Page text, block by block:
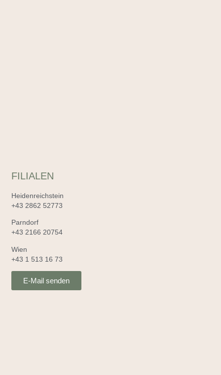
FILIALEN
Heidenreichstein
+43 2862 52773
Parndorf
+43 2166 20754
Wien
+43 1 513 16 73
E-Mail senden